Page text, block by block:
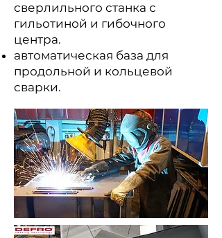
сверлильного станка с
гильотиной и гибочного
центра.
автоматическая база для
продольной и кольцевой
сварки.